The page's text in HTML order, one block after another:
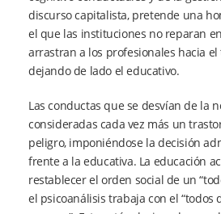
discurso capitalista, pretende una
el que las instituciones no reparan
arrastran a los profesionales hacia
dejando de lado el educativo.
Las conductas que se desvían de la
consideradas cada vez más un
peligro, imponiéndose la decisión
frente a la educativa. La educación
restablecer el orden social de un
el psicoanálisis trabaja con el “todos